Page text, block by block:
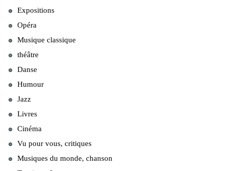
Expositions
Opéra
Musique classique
théâtre
Danse
Humour
Jazz
Livres
Cinéma
Vu pour vous, critiques
Musiques du monde, chanson